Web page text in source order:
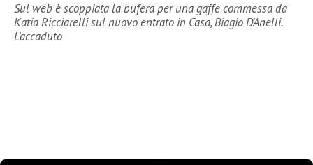
Sul web è scoppiata la bufera per una gaffe commessa da
Katia Ricciarelli sul nuovo entrato in Casa, Biagio D’Anelli.
L’accaduto